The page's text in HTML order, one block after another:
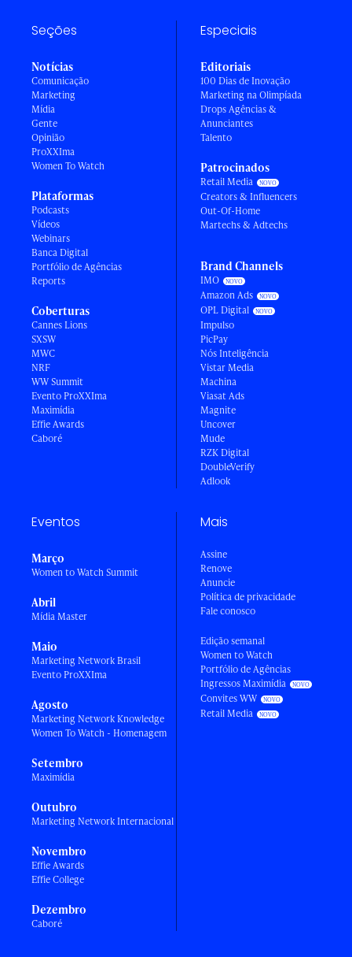
Seções
Notícias
Comunicação
Marketing
Mídia
Gente
Opinião
ProXXIma
Women To Watch
Plataformas
Podcasts
Vídeos
Webinars
Banca Digital
Portfólio de Agências
Reports
Coberturas
Cannes Lions
SXSW
MWC
NRF
WW Summit
Evento ProXXIma
Maximídia
Effie Awards
Caboré
Especiais
Editoriais
100 Dias de Inovação
Marketing na Olimpíada
Drops Agências &
Anunciantes
Talento
Patrocinados
Retail Media
Creators & Influencers
Out-Of-Home
Martechs & Adtechs
Brand Channels
IMO
Amazon Ads
OPL Digital
Impulso
PicPay
Nós Inteligência
Vistar Media
Machina
Viasat Ads
Magnite
Uncover
Mude
RZK Digital
DoubleVerify
Adlook
Eventos
Março
Women to Watch Summit
Abril
Mídia Master
Maio
Marketing Network Brasil
Evento ProXXIma
Agosto
Marketing Network Knowledge
Women To Watch - Homenagem
Setembro
Maximídia
Outubro
Marketing Network Internacional
Novembro
Effie Awards
Effie College
Dezembro
Caboré
Mais
Assine
Renove
Anuncie
Política de privacidade
Fale conosco
Edição semanal
Women to Watch
Portfólio de Agências
Ingressos Maximídia
Convites WW
Retail Media